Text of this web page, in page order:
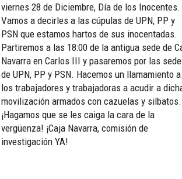
viernes 28 de Diciembre, Día de los Inocentes.
Vamos a decirles a las cúpulas de UPN, PP y
PSN que estamos hartos de sus inocentadas.
Partiremos a las 18:00 de la antigua sede de
Navarra en Carlos III y pasaremos por las
de UPN, PP y PSN. Hacemos un llamamiento a
los trabajadores y trabajadoras a acudir a
movilización armados con cazuelas y silbatos.
¡Hagamos que se les caiga la cara de la
vergüenza! ¡Caja Navarra, comisión de
investigación YA!